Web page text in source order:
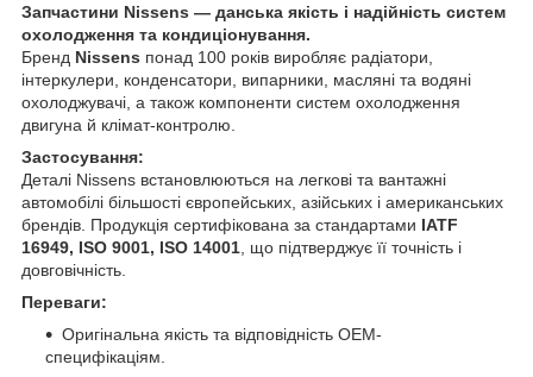
Запчастини Nissens — данська якість і надійність систем
охолодження та кондиціонування.
Бренд Nissens понад 100 років виробляє радіатори,
інтеркулери, конденсатори, випарники, масляні та водяні
охолоджувачі, а також компоненти систем охолодження
двигуна й клімат-контролю.
Застосування:
Деталі Nissens встановлюються на легкові та вантажні
автомобілі більшості європейських, азійських і американських
брендів. Продукція сертифікована за стандартами IATF
16949, ISO 9001, ISO 14001 , що підтверджує її точність і
довговічність.
Переваги:
Оригінальна якість та відповідність OEM-
специфікаціям.